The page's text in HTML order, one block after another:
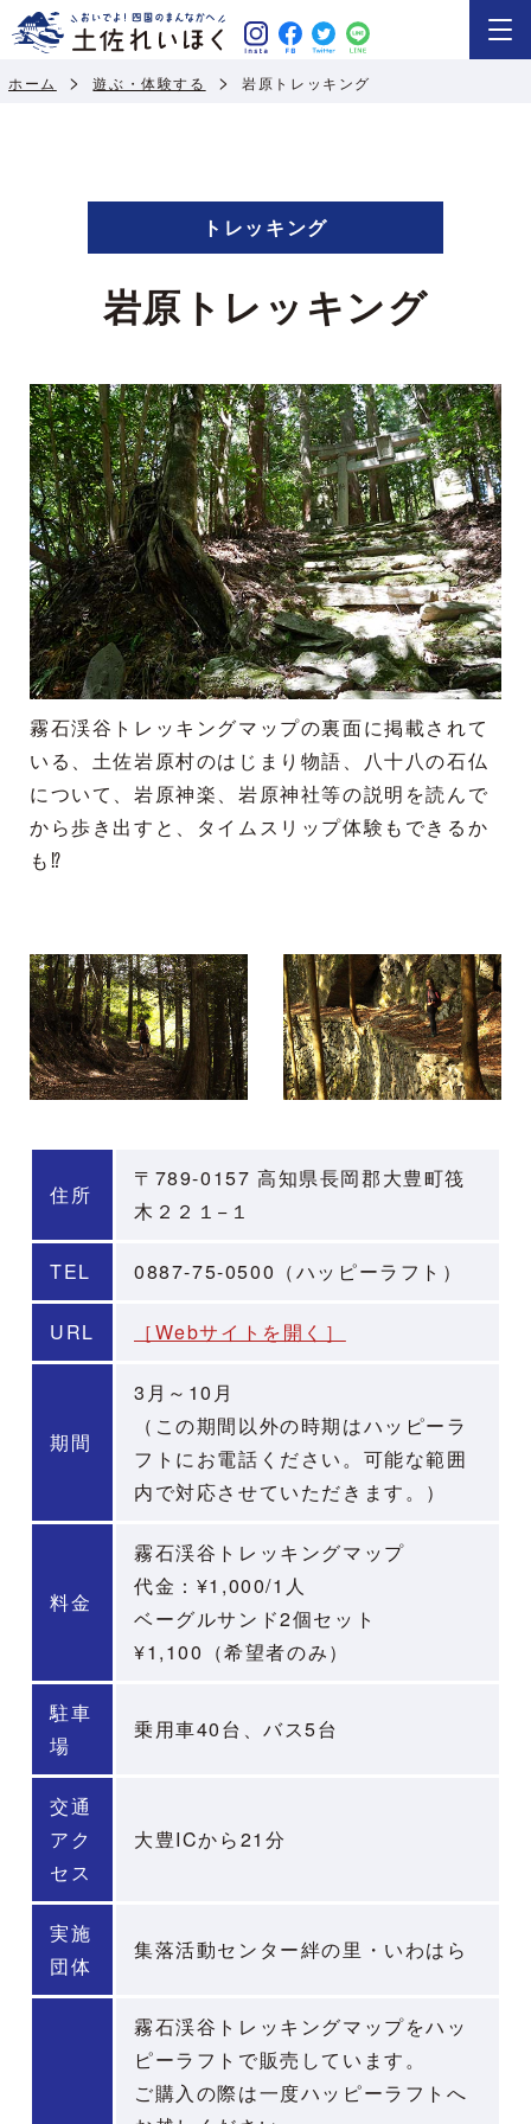
ホーム 遊ぶ・体験する 岩原トレッキング
トレッキング
岩原トレッキング
霧石渓谷トレッキングマップの裏面に掲載されて
いる、土佐岩原村のはじまり物語、八十八の石仏
について、岩原神楽、岩原神社等の説明を読んで
から歩き出すと、タイムスリップ体験もできるか
も⁉
住所
〒789-0157 高知県長岡郡大豊町筏
木２２１−１
TEL 0887-75-0500（ハッピーラフト）
URL ［Webサイトを開く］
期間
3月～10月
（この期間以外の時期はハッピーラ
フトにお電話ください。可能な範囲
内で対応させていただきます。）
料金
霧石渓谷トレッキングマップ
代金：¥1,000/1人
ベーグルサンド2個セット
¥1,100（希望者のみ）
駐車
場
乗用車40台、バス5台
交通
アク
セス
大豊ICから21分
実施
団体
集落活動センター絆の里・いわはら
霧石渓谷トレッキングマップをハッ
ピーラフトで販売しています。
ご購入の際は一度ハッピーラフトへ